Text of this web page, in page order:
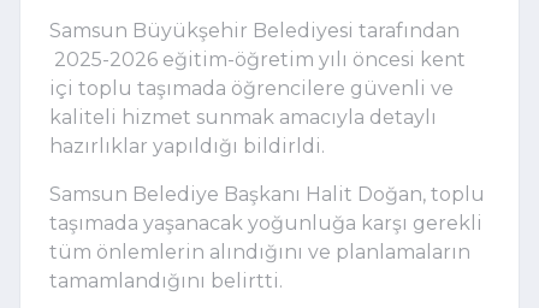
Samsun Büyükşehir Belediyesi tarafından
2025-2026 eğitim-öğretim yılı öncesi kent
içi toplu taşımada öğrencilere güvenli ve
kaliteli hizmet sunmak amacıyla detaylı
hazırlıklar yapıldığı bildirldi.
Samsun Belediye Başkanı Halit Doğan, toplu
taşımada yaşanacak yoğunluğa karşı gerekli
tüm önlemlerin alındığını ve planlamaların
tamamlandığını belirtti.